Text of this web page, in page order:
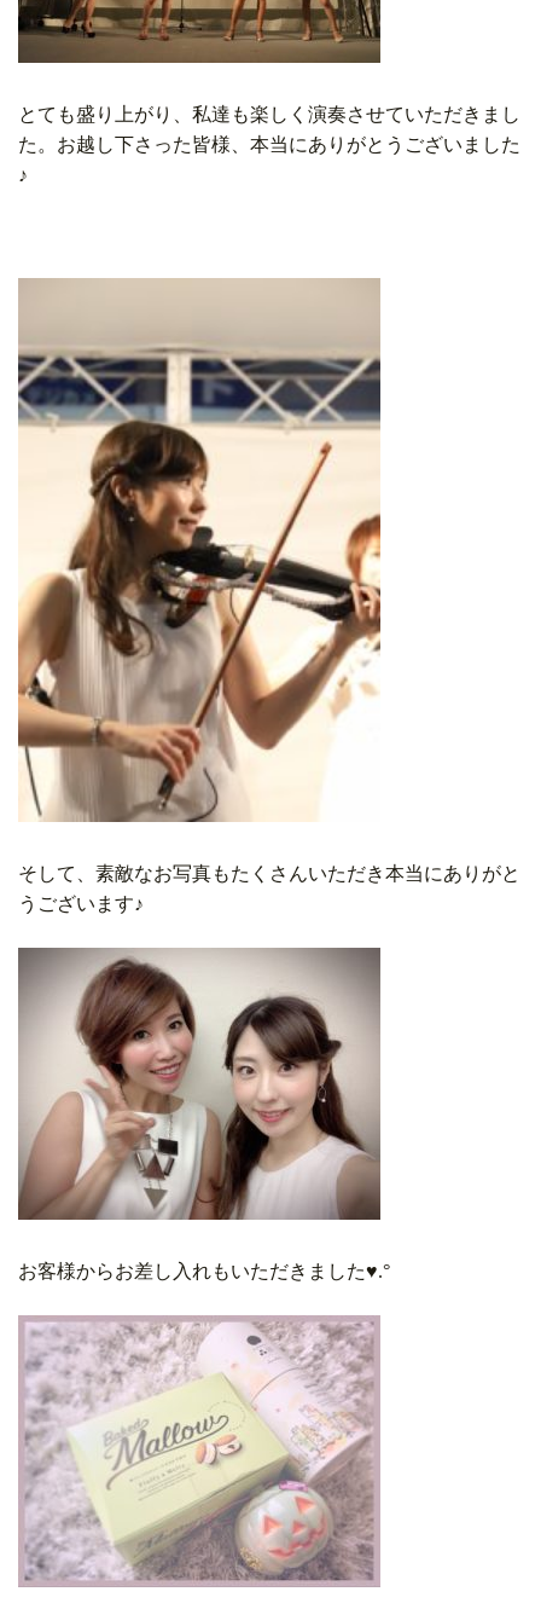
とても盛り上がり、私達も楽しく演奏させていただきまし
た。お越し下さった皆様、本当にありがとうございました
♪
そして、素敵なお写真もたくさんいただき本当にありがと
うございます♪
お客様からお差し入れもいただきました♥︎.°